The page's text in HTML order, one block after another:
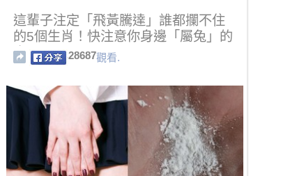
這輩子注定「飛黃騰達」誰都攔不住
的5個生肖！快注意你身邊「屬兔」的
人啊！
28687觀看.